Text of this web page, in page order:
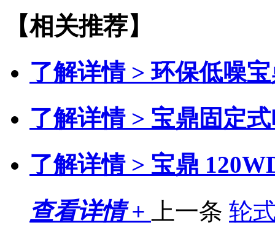
【相关推荐】
了解详情 >环保低噪
了解详情 > 宝鼎固定
了解详情 > 宝鼎
查看详情 +
上一条 轮